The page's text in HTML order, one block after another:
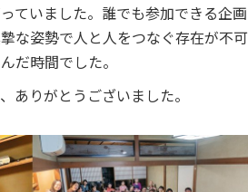
ていました。誰でも参加できる企画
な姿勢で人と人をつなぐ存在が不可
だ時間でした。
ありがとうございました。